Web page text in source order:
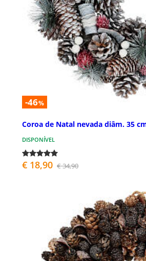
-46%
Coroa de Natal nevada diâm. 35
DISPONÍVEL
€ 18,90 € 34,90